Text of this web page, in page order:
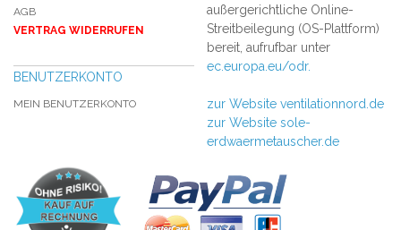
AGB
VERTRAG WIDERRUFEN
BENUTZERKONTO
MEIN BENUTZERKONTO
außergerichtliche Online-
Streitbeilegung (OS-Plattform)
bereit, aufrufbar unter
ec.europa.eu/odr.
zur Website ventilationnord.de
zur Website sole-
erdwaermetauscher.de